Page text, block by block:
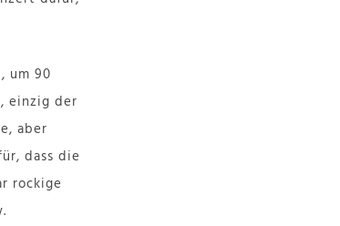
um 90
einzig der
aber
dass die
rockige